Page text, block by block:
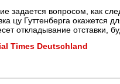
задается вопросом, как
цу Гуттенберга окажется
откладывание отставки,
Times Deutschland